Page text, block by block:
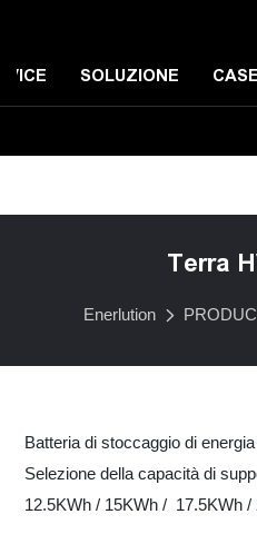
SOLUZIONE
Terra
Enerlution
Batteria di stoccaggio di
Selezione della capacità di
12.5KWh / 15KWh / 17.5KWh /